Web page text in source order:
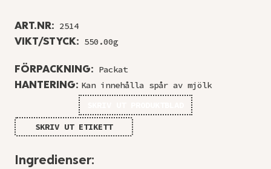
ART.NR: 2514
VIKT/STYCK: 550.00g
FÖRPACKNING: Packat
HANTERING: Kan innehålla spår av mjölk
SKRIV UT ETIKETT
Ingredienser: